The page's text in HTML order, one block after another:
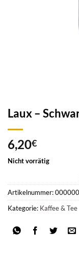
Laux –
6,20€
Nicht vorrätig
Artikelnummer:
Kategorie: Kaffee & Tee